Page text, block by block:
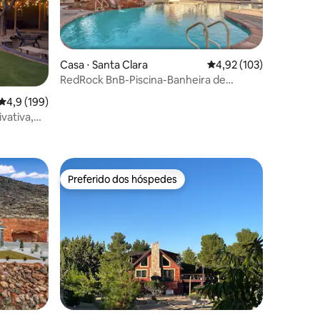
de uma avaliação média de 5, 199 avaliações
4,9 (199)
Casa ⋅ Santa Clara 4,92 de uma avaliação
4,92 (103)
RedRock BnB-Piscina-Banheira de
hóspedes Preferido dos hóspedes
Preferido dos hóspedes